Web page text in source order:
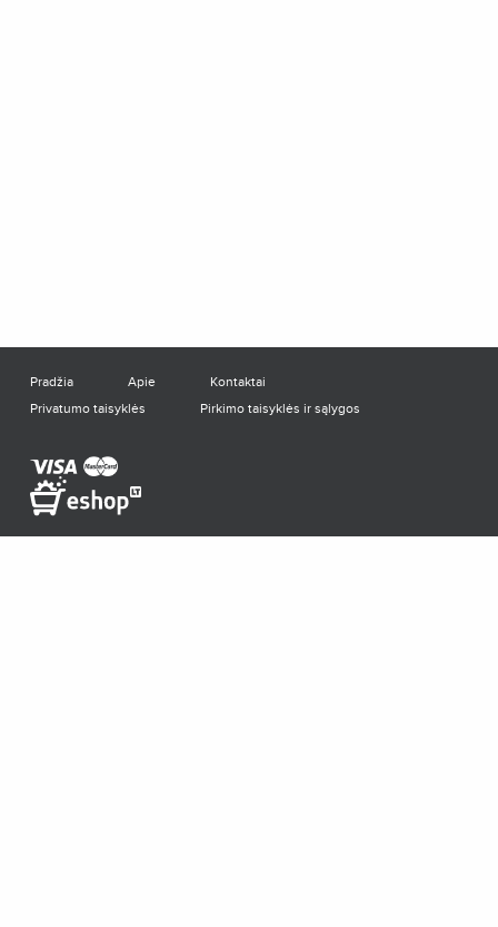
Pradžia Apie
Kontaktai
Privatumo taisyklės
Pirkimo taisyklės ir sąlygos